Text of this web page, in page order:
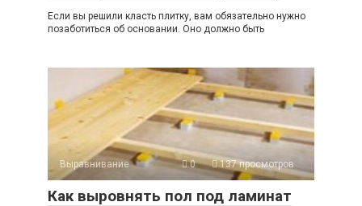
Если вы решили класть плитку, вам обязательно нужно
позаботиться об основании. Оно должно быть
Выравнивание 0 137 просмотров
Как выровнять пол под ламинат